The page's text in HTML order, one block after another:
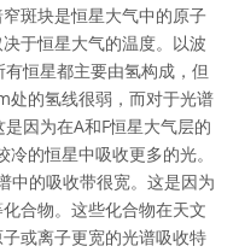
斑块是恒星大气中的原子
于恒星大气的温度。以波
恒星都主要由氢构成，但
处的氢线很弱，而对于光谱
因为在A和F恒星大气层的
的恒星中吸收更多的光。
中的吸收带很宽。这是因为
合物。这些化合物在天文
或离子更宽的光谱吸收特